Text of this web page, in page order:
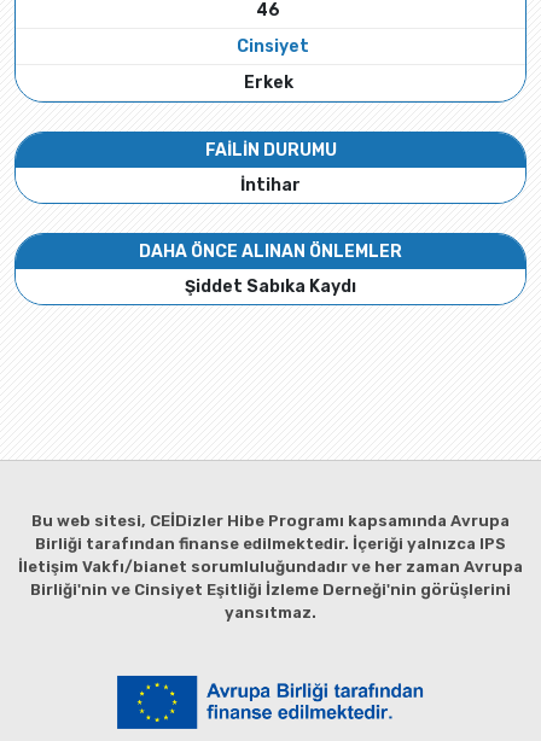
46
Cinsiyet
Erkek
FAİLİN DURUMU
İntihar
DAHA ÖNCE ALINAN ÖNLEMLER
Şiddet Sabıka Kaydı
Bu web sitesi, CEİDizler Hibe Programı kapsamında Avrupa
Birliği tarafından finanse edilmektedir. İçeriği yalnızca IPS
İletişim Vakfı/bianet sorumluluğundadır ve her zaman Avrupa
Birliği'nin ve Cinsiyet Eşitliği İzleme Derneği'nin görüşlerini
yansıtmaz.